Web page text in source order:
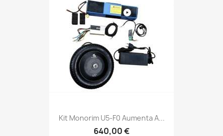
Kit Monorim U5-F0 Aumenta A...
640,00 €